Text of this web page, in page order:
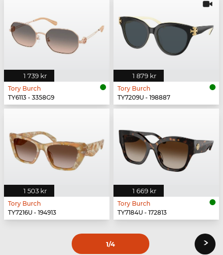
1 739 kr
Tory Burch
TY6113 - 3358G9
1 879 kr
Tory Burch
TY7209U - 198887
1 503 kr
Tory Burch
TY7216U - 194913
1 669 kr
Tory Burch
TY7184U - 172813
1/4 ›